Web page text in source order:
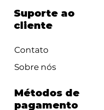
Suporte ao
cliente
Contato
Sobre nós
Métodos de
pagamento